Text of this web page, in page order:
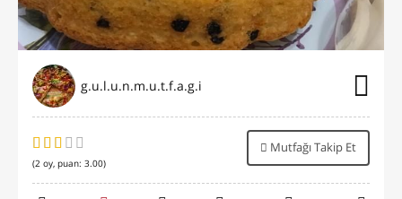
g.u.l.u.n.m.u.t.f.a.g.i
(2 oy, puan: 3.00)
Mutfağı Takip Et